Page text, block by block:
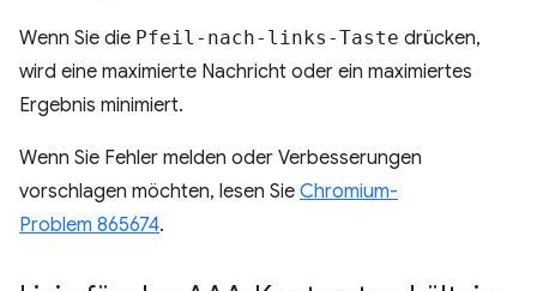
Wenn Sie die Pfeil-nach-links-Taste drücken,
wird eine maximierte Nachricht oder ein maximiertes
Ergebnis minimiert.
Wenn Sie Fehler melden oder Verbesserungen
vorschlagen möchten, lesen Sie Chromium-
Problem 865674.